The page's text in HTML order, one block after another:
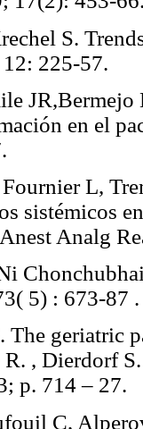
S.
12: 225-57.
en el
L,
sistémicos
Analg
5) : 673-87 .
The geriatric
R. , Dierdorf
p. 714 – 27.
C,